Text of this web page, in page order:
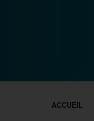
ACCUEIL